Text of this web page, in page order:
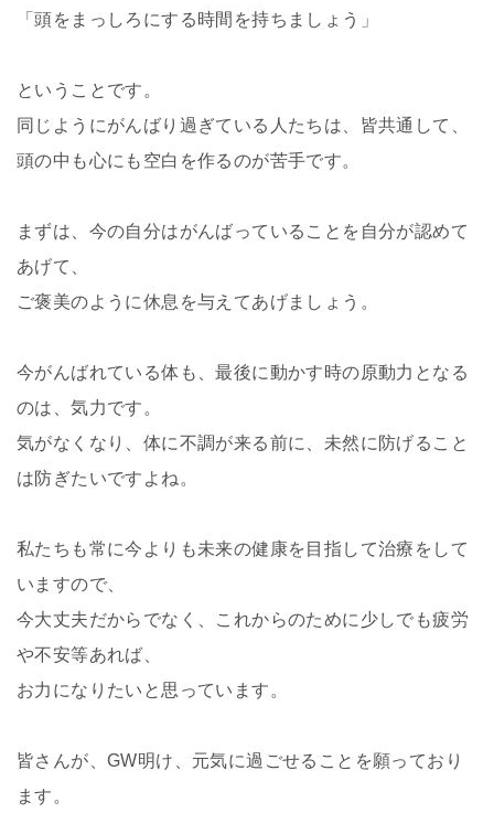
「頭をまっしろにする時間を持ちましょう」
ということです。
同じようにがんばり過ぎている人たちは、皆共通して、
頭の中も心にも空白を作るのが苦手です。
まずは、今の自分はがんばっていることを自分が認めて
あげて、
ご褒美のように休息を与えてあげましょう。
今がんばれている体も、最後に動かす時の原動力となる
のは、気力です。
気がなくなり、体に不調が来る前に、未然に防げること
は防ぎたいですよね。
私たちも常に今よりも未来の健康を目指して治療をして
いますので、
今大丈夫だからでなく、これからのために少しでも疲労
や不安等あれば、
お力になりたいと思っています。
皆さんが、 GW明け、元気に過ごせることを願っており
ます。